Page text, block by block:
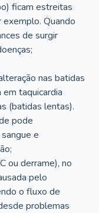
ficam estreitas
Quando
de surgir
nas batidas
taquicardia
(batidas lentas).
pode
e
ou derrame), no
pelo
o fluxo de
problemas